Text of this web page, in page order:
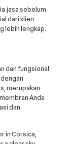
jasa sebelum
dari klien
lebih lengkap.
dan fungsional
merupakan
Anda
dan